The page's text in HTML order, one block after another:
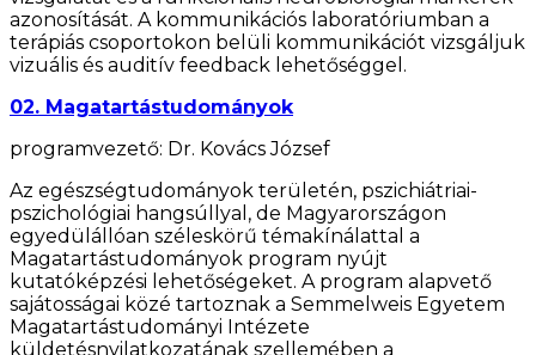
azonosítását. A kommunikációs laboratóriumban a
terápiás csoportokon belüli kommunikációt vizsgáljuk
vizuális és auditív feedback lehetőséggel.
02. Magatartástudományok
programvezető: Dr. Kovács József
Az egészségtudományok területén, pszichiátriai-
pszichológiai hangsúllyal, de Magyarországon
egyedülállóan széleskörű témakínálattal a
Magatartástudományok program nyújt
kutatóképzési lehetőségeket. A program alapvető
sajátosságai közé tartoznak a Semmelweis Egyetem
Magatartástudományi Intézete
küldetésnyilatkozatának szellemében a